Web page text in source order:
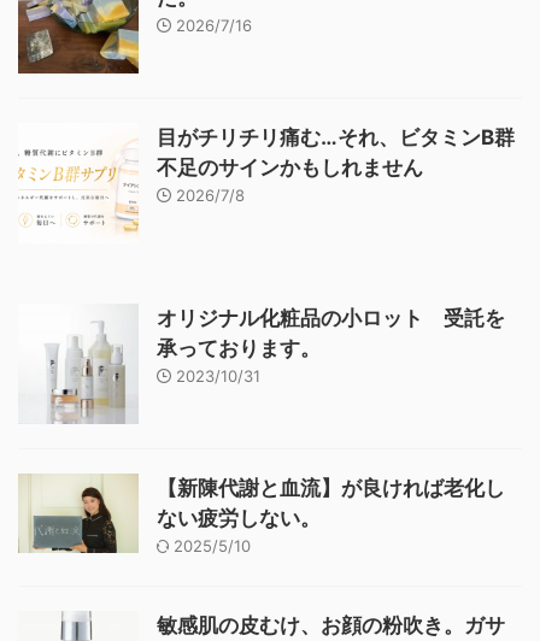
2026/7/16
目がチリチリ痛む…それ、ビタミンB群
不足のサインかもしれません
2026/7/8
オリジナル化粧品の小ロット 受託を
承っております。
2023/10/31
【新陳代謝と血流】が良ければ老化し
ない疲労しない。
2025/5/10
敏感肌の皮むけ、お顔の粉吹き。ガサ